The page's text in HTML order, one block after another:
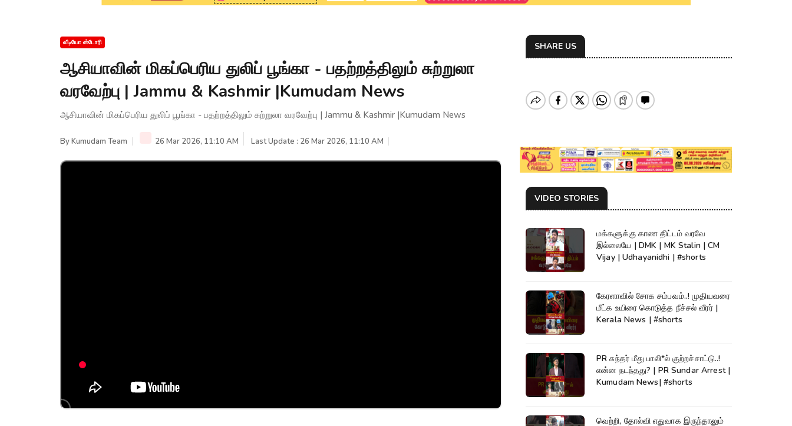
வீடியோ ஸ்டோரி
ஆசியாவின் மிகப்பெரிய துலிப் பூங்கா - பதற்றத்திலும் சுற்றுலா
வரவேற்பு | Jammu & Kashmir |Kumudam News
ஆசியாவின் மிகப்பெரிய துலிப் பூங்கா - பதற்றத்திலும் சுற்றுலா வரவேற்பு | Jammu & Kashmir |Kumudam News
ByKumudam Team 26 Mar 2026, 11:10 AM Last Update : 26 Mar 2026, 11:10 AM
SHARE US
VIDEO STORIES
மக்களுக்கு காண திட்டம் வரவே
இல்லையே | DMK | MK Stalin | CM
Vijay | Udhayanidhi | #shorts
கேரளாவில் சோக சம்பவம்..! முதியவரை
மீட்க உயிரை கொடுத்த நீச்சல் வீரர் |
Kerala News | #shorts
PR சுந்தர் மீது பாலி*ல் குற்றச்சாட்டு..!
என்ன நடந்தது? | PR Sundar Arrest |
Kumudam News| #shorts
வெற்றி, தோல்வி எதுவாக இருந்தாலும்